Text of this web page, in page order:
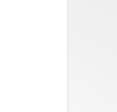
uso diario
las gafas
del usuario...